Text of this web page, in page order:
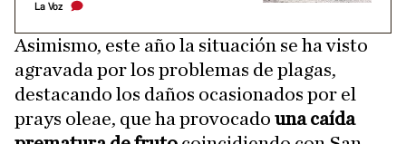
La Voz
Asimismo, este año la situación se ha visto
agravada por los problemas de plagas,
destacando los daños ocasionados por el
prays oleae, que ha provocado una caída